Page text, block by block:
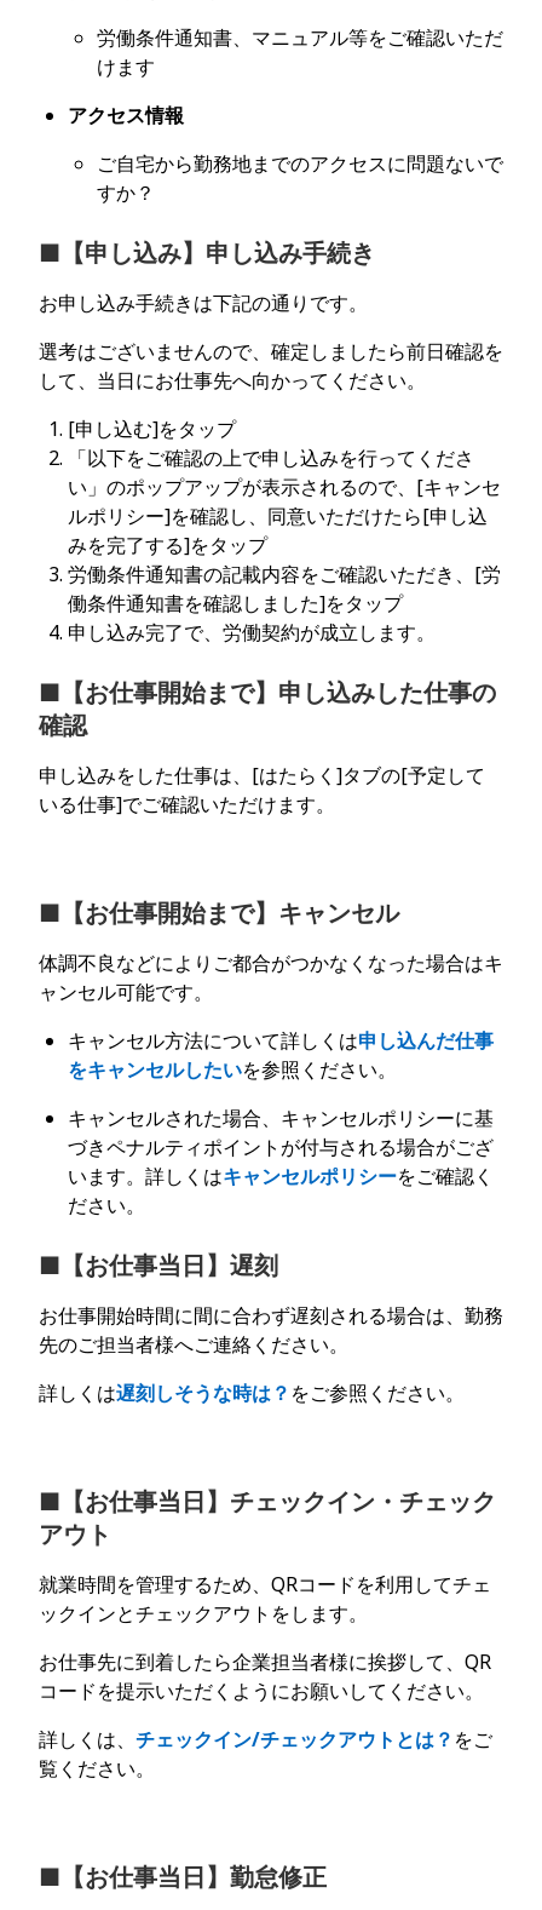
労働条件通知書、マニュアル等をご確認いただ
けます
アクセス情報
ご自宅から勤務地までのアクセスに問題ないで
すか？
■【申し込み】申し込み手続き
お申し込み手続きは下記の通りです。
選考はございませんので、確定しましたら前日確認を
して、当日にお仕事先へ向かってください。
[申し込む]をタップ
「以下をご確認の上で申し込みを行ってくださ
い」のポップアップが表示されるので、[キャンセ
ルポリシー]を確認し、同意いただけたら[申し込
みを完了する]をタップ
労働条件通知書の記載内容をご確認いただき、[労
働条件通知書を確認しました]をタップ
申し込み完了で、労働契約が成立します。
■【お仕事開始まで】申し込みした仕事の
確認
申し込みをした仕事は、[はたらく]タブの[予定して
いる仕事]でご確認いただけます。
■【お仕事開始まで】キャンセル
体調不良などによりご都合がつかなくなった場合はキ
ャンセル可能です。
キャンセル方法について詳しくは申し込んだ仕事
をキャンセルしたいを参照ください。
キャンセルされた場合、キャンセルポリシーに基
づきペナルティポイントが付与される場合がござ
います。詳しくはキャンセルポリシーをご確認く
ださい。
■【お仕事当日】遅刻
お仕事開始時間に間に合わず遅刻される場合は、勤務
先のご担当者様へご連絡ください。
詳しくは遅刻しそうな時は？ をご参照ください。
■【お仕事当日】チェックイン・チェック
アウト
就業時間を管理するため、QRコードを利用してチェ
ックインとチェックアウトをします。
お仕事先に到着したら企業担当者様に挨拶して、QR
コードを提示いただくようにお願いしてください。
詳しくは、 チェックイン/チェックアウトとは？ をご
覧ください。
■【お仕事当日】勤怠修正